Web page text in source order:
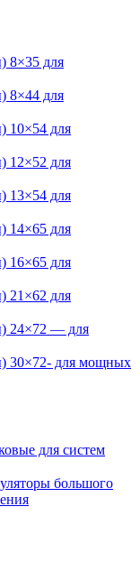
8×35 для
8×44 для
10×54 для
12×52 для
13×54 для
14×65 для
16×65 для
21×62 для
24×72 — для
30×72- для мощных
для систем
большого